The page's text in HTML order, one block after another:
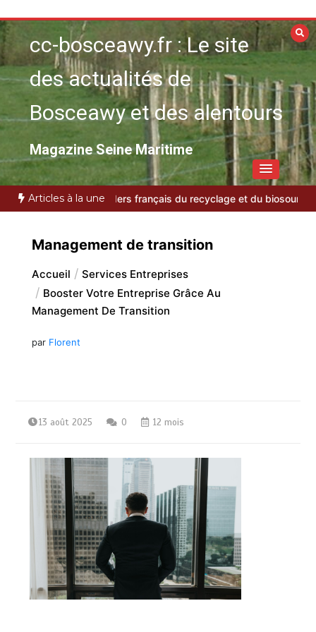
au
contenucc-bosceawy.fr : Le site
des actualités de
Bosceawy et des alentours
Magazine Seine Maritime
Articles à la une
en 2026 : Les leaders français du recyclage et du biosourcé
Management de transition
Accueil
Services Entreprises
Booster Votre Entreprise Grâce Au
Management De Transition
par Florent
13 août 2025 0 12 mois